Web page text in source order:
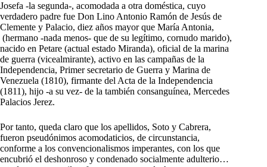
Josefa -la segunda-, acomodada a otra doméstica, cuyo
verdadero padre fue Don Lino Antonio Ramón de Jesús de
Clemente y Palacio, diez años mayor que María Antonia,
(hermano -nada menos- que de su legítimo, cornudo marido),
nacido en Petare (actual estado Miranda), oficial de la marina
de guerra (vicealmirante), activo en las campañas de la
Independencia, Primer secretario de Guerra y Marina de
Venezuela (1810), firmante del Acta de la Independencia
(1811), hijo -a su vez- de la también consanguínea, Mercedes
Palacios Jerez.
Por tanto, queda claro que los apellidos, Soto y Cabrera,
fueron pseudónimos acomodaticios, de circunstancia,
conforme a los convencionalismos imperantes, con los que
encubrió el deshonroso y condenado socialmente adulterio…